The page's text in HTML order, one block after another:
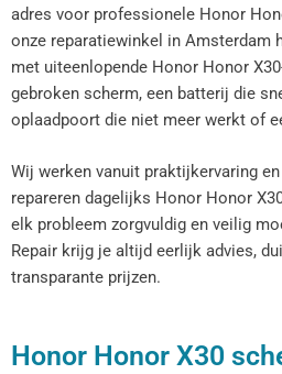
adres voor professionele Honor
onze reparatiewinkel in Amsterdam
met uiteenlopende Honor Honor
gebroken scherm, een batterij die
oplaadpoort die niet meer werkt of
Wij werken vanuit praktijkervaring
repareren dagelijks Honor Honor
elk probleem zorgvuldig en veilig
Repair krijg je altijd eerlijk advies,
transparante prijzen.
Honor Honor X30